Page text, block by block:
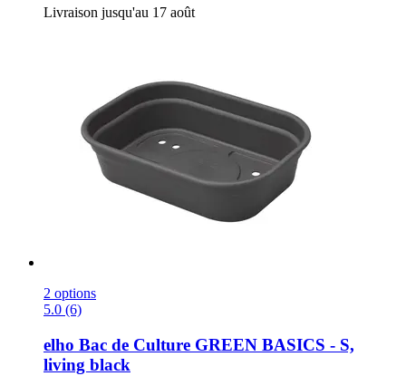
Livraison jusqu'au 17 août
2 options
5.0 (6)
elho Bac de Culture GREEN BASICS -​ S,
living black